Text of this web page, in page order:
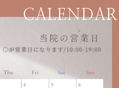
CALENDAR